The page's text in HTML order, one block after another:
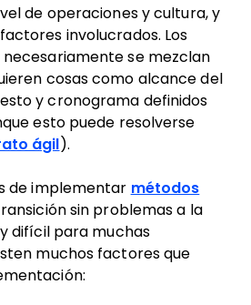
de operaciones y cultura, y
involucrados. Los
necesariamente se mezclan
cosas como alcance del
y cronograma definidos
esto puede resolverse
ágil ).
de implementar métodos
sin problemas a la
difícil para muchas
muchos factores que